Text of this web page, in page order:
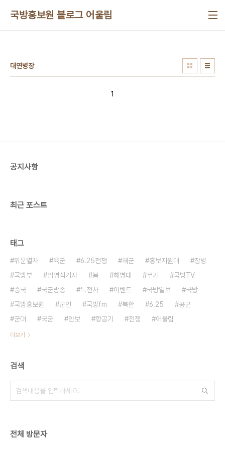
국방홍보원 블로그 어울림
대연병장
1
공지사항
최근 포스트
태그
위문열차 육군 6.25전쟁 해군 홍보지원대
장병
국방부
임영식기자 붐 해병대 무기
국방TV
중국
국군방송 특전사 이벤트 국방일보
국방
국방홍보원
군인 국방fm 북한 6.25
공군
군대
국군 안보 항공기 전쟁 어울림
더보기
검색
전체 방문자